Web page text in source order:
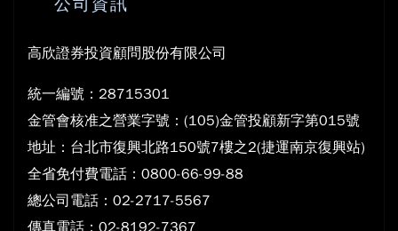
公司資訊
高欣證券投資顧問股份有限公司
統一編號：28715301
金管會核准之營業字號：(105)金管投顧新字第015號
地址：台北市復興北路150號7樓之2(捷運南京復興站)
全省免付費電話：0800-66-99-88
總公司電話：02-2717-5567
傳真電話：02-8192-7367